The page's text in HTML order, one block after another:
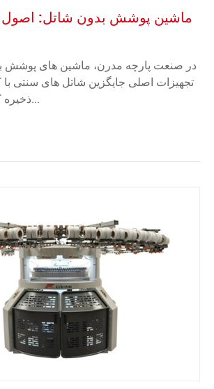
ماشین پوشش بدون شاتل: اصول
در صنعت پارچه مدرن، ماشین های پوشش
تجهیزات اصلی جایگزین شاتل های سنتی با
ذخیره کننده و صدای پایین...